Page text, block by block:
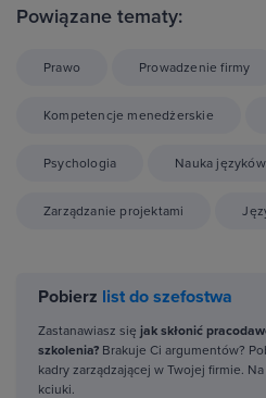
Powiązane tematy:
Prawo Prowadzenie firmy
Kompetencje menedżerskie
Psychologia Nauka
Zarządzanie projektami
Pobierz list do szefostwa
Zastanawiasz się jak skłonić
szkolenia? Brakuje Ci argumentów?
kadry zarządzającej w Twojej firmie.
kciuki.